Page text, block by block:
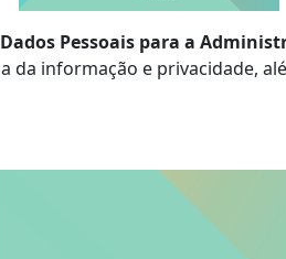
Pessoais para a
da informação e privacidade,